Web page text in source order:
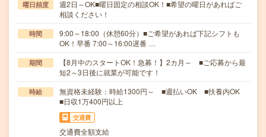
曜日頻度
週2日～OK■曜日固定の相談OK！■希望の曜日があればご
相談ください！
時間
9:00～18:00（休憩60分）■ご希望があれば下記シフトも
OK！早番 7:00～16:00遅番 …
期間
【8月中のスタートOK！急募！】2カ月～ ■ご応募から最
短2～3日後に就業が可能です！
時給
無資格未経験：時給1300円～ ■週払いOK ■扶養内OK
■日収1万400円以上
交通費
交通費全額支給